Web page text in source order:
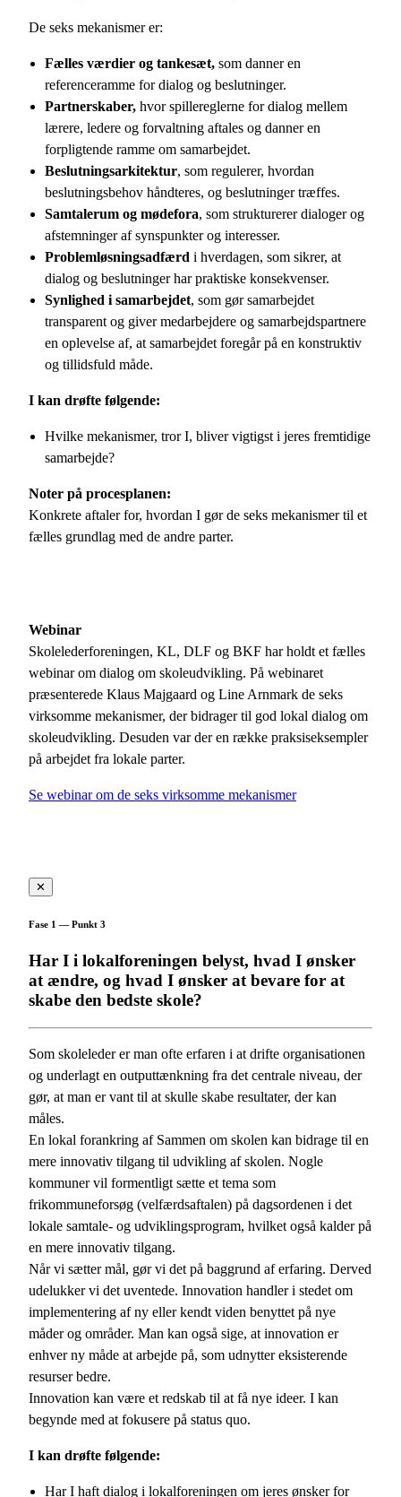
De seks mekanismer er:
Fælles værdier og tankesæt, som danner en
referenceramme for dialog og beslutninger.
Partnerskaber, hvor spillereglerne for dialog mellem
lærere, ledere og forvaltning aftales og danner en
forpligtende ramme om samarbejdet.
Beslutningsarkitektur, som regulerer, hvordan
beslutningsbehov håndteres, og beslutninger træffes.
Samtalerum og mødefora, som strukturerer dialoger og
afstemninger af synspunkter og interesser.
Problemløsningsadfærd i hverdagen, som sikrer, at
dialog og beslutninger har praktiske konsekvenser.
Synlighed i samarbejdet, som gør samarbejdet
transparent og giver medarbejdere og samarbejdspartnere
en oplevelse af, at samarbejdet foregår på en konstruktiv
og tillidsfuld måde.
I kan drøfte følgende:
Hvilke mekanismer, tror I, bliver vigtigst i jeres fremtidige
samarbejde?
Noter på procesplanen:
Konkrete aftaler for, hvordan I gør de seks mekanismer til et
fælles grundlag med de andre parter.
Webinar
Skolelederforeningen, KL, DLF og BKF har holdt et fælles
webinar om dialog om skoleudvikling. På webinaret
præsenterede Klaus Majgaard og Line Arnmark de seks
virksomme mekanismer, der bidrager til god lokal dialog om
skoleudvikling. Desuden var der en række praksiseksempler
på arbejdet fra lokale parter.
Se webinar om de seks virksomme mekanismer
✕
Fase 1 — Punkt 3
Har I i lokalforeningen belyst, hvad I ønsker
at ændre, og hvad I ønsker at bevare for at
skabe den bedste skole?
Som skoleleder er man ofte erfaren i at drifte organisationen
og underlagt en outputtænkning fra det centrale niveau, der
gør, at man er vant til at skulle skabe resultater, der kan
måles.
En lokal forankring af Sammen om skolen kan bidrage til en
mere innovativ tilgang til udvikling af skolen. Nogle
kommuner vil formentligt sætte et tema som
frikommuneforsøg (velfærdsaftalen) på dagsordenen i det
lokale samtale- og udviklingsprogram, hvilket også kalder på
en mere innovativ tilgang.
Når vi sætter mål, gør vi det på baggrund af erfaring. Derved
udelukker vi det uventede. Innovation handler i stedet om
implementering af ny eller kendt viden benyttet på nye
måder og områder. Man kan også sige, at innovation er
enhver ny måde at arbejde på, som udnytter eksisterende
resurser bedre.
Innovation kan være et redskab til at få nye ideer. I kan
begynde med at fokusere på status quo.
I kan drøfte følgende:
Har I haft dialog i lokalforeningen om jeres ønsker for